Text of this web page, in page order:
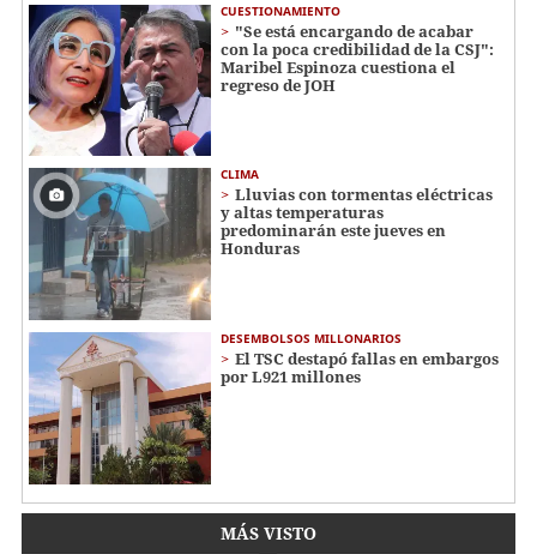
CUESTIONAMIENTO
"Se está encargando de acabar
con la poca credibilidad de la CSJ":
Maribel Espinoza cuestiona el
regreso de JOH
CLIMA
Lluvias con tormentas eléctricas
y altas temperaturas
predominarán este jueves en
Honduras
DESEMBOLSOS MILLONARIOS
El TSC destapó fallas en embargos
por L921 millones
MÁS VISTO